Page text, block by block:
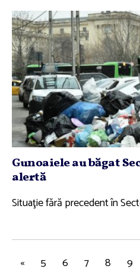
Gunoaiele au băgat
alertă
Situaţie fără precedent în
« 5 6 7 8 9